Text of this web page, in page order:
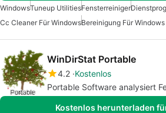
WindowsTuneup UtilitiesFensterreiniger
Cc Cleaner Für WindowsBereinigung Für Windows
WinDirStat Portable
4.2 Kostenlos
Portable Software analysiert
Kostenlos herunterladen